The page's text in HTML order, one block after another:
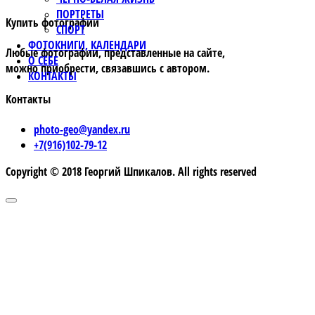
ПОРТРЕТЫ
СПОРТ
ФОТОКНИГИ, КАЛЕНДАРИ
О СЕБЕ
КОНТАКТЫ
Купить фотографии
Любые фотографии, представленные на сайте,
можно приобрести, связавшись с автором.
Контакты
photo-geo@yandex.ru
+7(916)102-79-12
Copyright © 2018 Георгий Шпикалов. All rights reserved